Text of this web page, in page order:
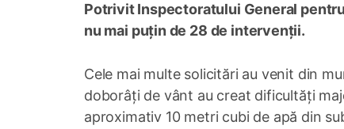
Potrivit Inspectoratului General
nu mai puțin de 28 de intervenții.
Cele mai multe solicitări au venit din
doborâți de vânt au creat dificultăți
aproximativ 10 metri cubi de apă din